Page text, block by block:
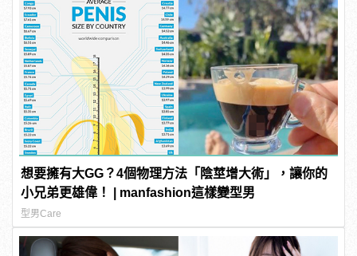
想要擁有大GG？4個物理方法「陰莖增大術」，讓你的
小兄弟更雄偉！ | manfashion這樣變型男
型男Care